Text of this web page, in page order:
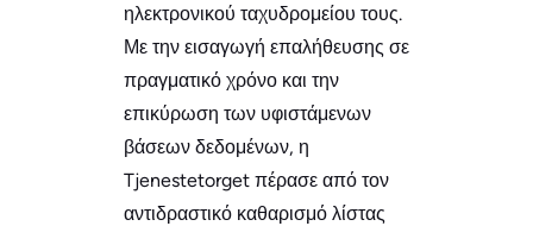
ηλεκτρονικού ταχυδρομείου τους.
Με την εισαγωγή επαλήθευσης σε
πραγματικό χρόνο και την
επικύρωση των υφιστάμενων
βάσεων δεδομένων, η
Tjenestetorget πέρασε από τον
αντιδραστικό καθαρισμό λίστας